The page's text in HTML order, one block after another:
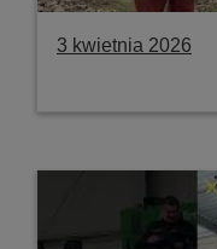
3 kwietnia 2026